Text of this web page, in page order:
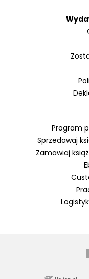
Program
Sprzedawaj
Zamawiaj